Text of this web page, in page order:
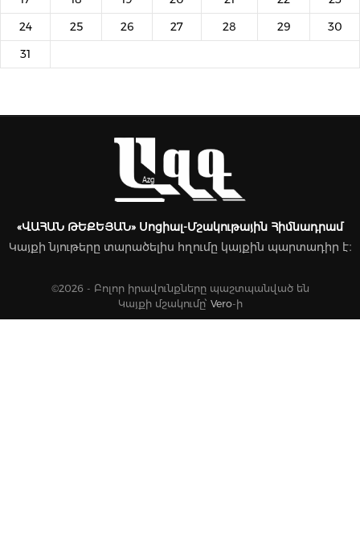
24 25 26 27 28 29 30
31
«ՎԱՀԱՆ ԹԵՔԵՅԱՆ» Սոցիալ-Մշակութային Հիմնադրամ
Կայքի նյութերը տարածելիս հղումը կայքին պարտադիր է։
©2026 - Բոլոր իրավունքները պաշտպանված են
Կայքի մշակումը՝ Vero-ի